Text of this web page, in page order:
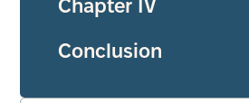
Chapter IV
Conclusion